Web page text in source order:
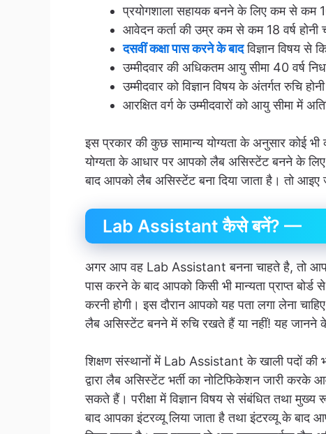
प्रयोगशाला सहायक बनने के लिए कम से कम 10
आवेदन कर्ता की उम्र कम से कम 18 वर्ष होनी
दसवीं कक्षा पास करने के बादविज्ञान विषय से
उम्मीदवार की अधिकतम आयु सीमा 40 वर्ष
उम्मीदवार को विज्ञान विषय के अंतर्गत रुचि
आरक्षित वर्ग के उम्मीदवारों को आयु सीमा में
इस प्रकार की कुछ सामान्य योग्यता के अनुसार कोई
योग्यता के आधार पर आपको लैब असिस्टेंट बनने के
बाद आपको लैब असिस्टेंट बना दिया जाता है। तो
Lab Assistant कैसे बनें? —
अगर आप वह Lab Assistant बनना चाहते है, तो
पास करने के बाद आपको किसी भी मान्यता प्राप्त
करनी होगी। इस दौरान आपको यह पता लगा लेना
लैब असिस्टेंट बनने में रुचि रखते हैं या नहीं! यह
शिक्षण संस्थानों में Lab Assistant के खाली पदों की
द्वारा लैब असिस्टेंट भर्ती का नोटिफिकेशन जारी
सकते हैं। परीक्षा में विज्ञान विषय से संबंधित तथा
बाद आपका इंटरव्यू लिया जाता है तथा इंटरव्यू के